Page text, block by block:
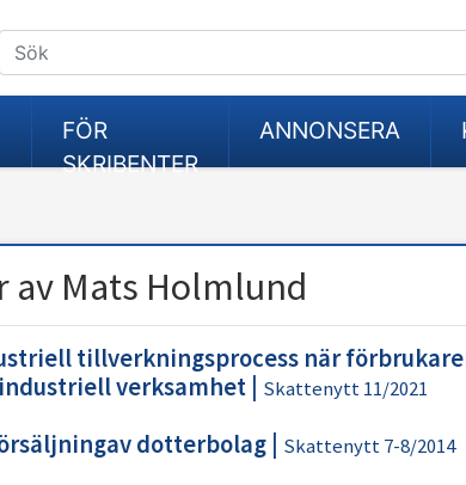
FÖR
SKRIBENTER
ANNONSERA
av Mats Holmlund
tillverkningsprocess när
verksamhet| Skattenytt 11/2021
dotterbolag| Skattenytt 7-8/2014